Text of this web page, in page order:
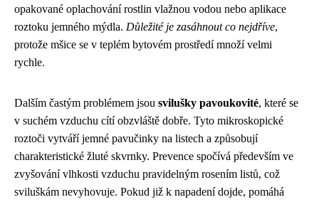
opakované oplachování rostlin vlažnou vodou nebo aplikace
roztoku jemného mýdla. Důležité je zasáhnout co nejdříve,
protože mšice se v teplém bytovém prostředí množí velmi
rychle.
Dalším častým problémem jsou svilušky pavoukovité, které se
v suchém vzduchu cítí obzvláště dobře. Tyto mikroskopické
roztoči vytváří jemné pavučinky na listech a způsobují
charakteristické žluté skvrnky. Prevence spočívá především ve
zvyšování vlhkosti vzduchu pravidelným rosením listů, což
sviluškám nevyhovuje. Pokud již k napadení dojde, pomáhá